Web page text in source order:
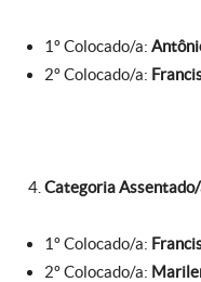
1º Colocado/a:
2º Colocado/a:
Categoria
1º Colocado/a:
2º Colocado/a: